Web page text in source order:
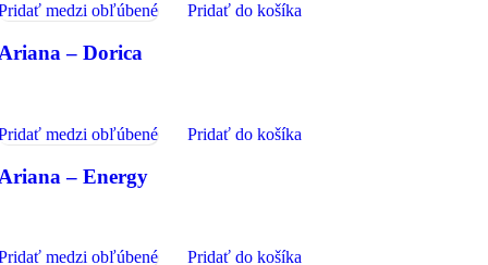
medzi obľúbené Pridať do košíka
– Dorica
medzi obľúbené Pridať do košíka
– Energy
medzi obľúbené Pridať do košíka